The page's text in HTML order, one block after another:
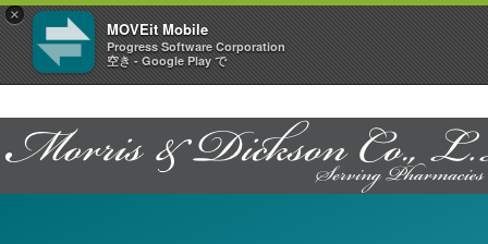
×
MOVEit Mobile
Progress Software Corporation
空き - Google Play で